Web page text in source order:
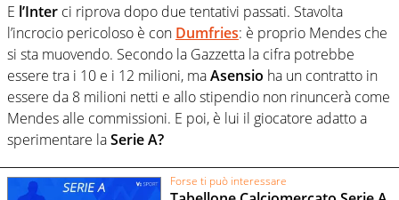
E l’Inter ci riprova dopo due tentativi passati. Stavolta
l’incrocio pericoloso è con Dumfries: è proprio Mendes che
si sta muovendo. Secondo la Gazzetta la cifra potrebbe
essere tra i 10 e i 12 milioni, maAsensio ha un contratto in
essere da 8 milioni netti e allo stipendio non rinuncerà come
Mendes alle commissioni. E poi, è lui il giocatore adatto a
sperimentare laSerie A?
Forse ti può interessare